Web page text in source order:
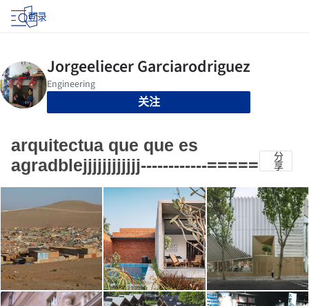
登录
关注
arquitectua que que es
agradblejjjjjjjjjjjj------------=====
分
享